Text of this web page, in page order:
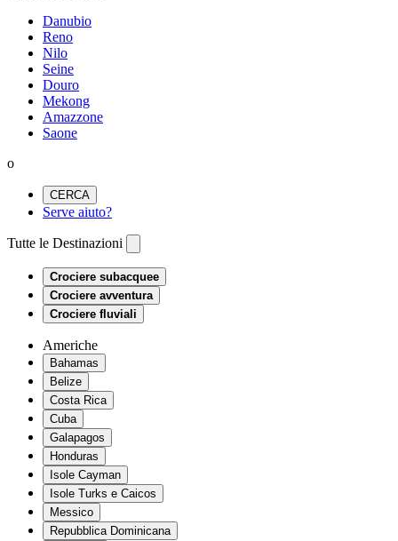
Danubio
Reno
Nilo
Seine
Douro
Mekong
Amazzone
Saone
o
CERCA
Serve aiuto?
Tutte le Destinazioni
Crociere subacquee
Crociere avventura
Crociere fluviali
Americhe
Bahamas
Belize
Costa Rica
Cuba
Galapagos
Honduras
Isole Cayman
Isole Turks e Caicos
Messico
Repubblica Dominicana